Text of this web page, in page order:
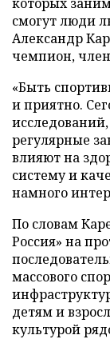
которых
смогут люди
Александр
чемпион,
«Быть
и приятно.
регулярные
влияют на
систему и
намного
По словам
Россия» на
массового
детям и
культурой